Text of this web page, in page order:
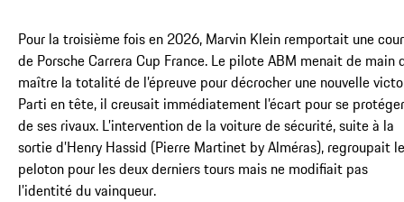
Pour la troisième fois en 2026, Marvin Klein remportait une
de Porsche Carrera Cup France. Le pilote ABM menait de main
maître la totalité de l’épreuve pour décrocher une nouvelle
Parti en tête, il creusait immédiatement l’écart pour se protéger
de ses rivaux. L’intervention de la voiture de sécurité, suite à la
sortie d’Henry Hassid (Pierre Martinet by Alméras), regroupait le
peloton pour les deux derniers tours mais ne modifiait pas
l’identité du vainqueur.